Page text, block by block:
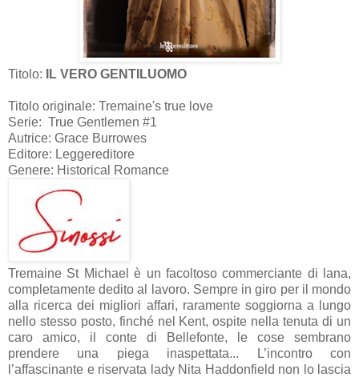
Titolo: IL VERO GENTILUOMO
Titolo originale: Tremaine's true love
Serie: True Gentlemen #1
Autrice: Grace Burrowes
Editore: Leggereditore
Genere: Historical Romance
Tremaine St Michael è un facoltoso commerciante di lana,
completamente dedito al lavoro. Sempre in giro per il mondo
alla ricerca dei migliori affari, raramente soggiorna a lungo
nello stesso posto, finché nel Kent, ospite nella tenuta di un
caro amico, il conte di Bellefonte, le cose sembrano
prendere una piega inaspettata... L’incontro con
l’affascinante e riservata lady Nita Haddonfield non lo lascia